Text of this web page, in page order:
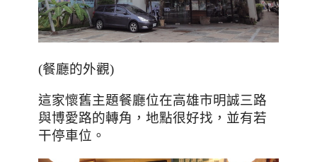
(餐廳的外觀)
這家懷舊主題餐廳位在高雄市明誠三路
與博愛路的轉角 ，地點很好找 ，並有若
干停車位。